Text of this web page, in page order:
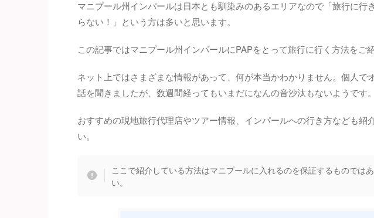
マニプール州インパールは日本とも馴染みのあるエリアなので「旅行に行
らない！」という方は多いと思います。
この記事ではマニプール州インパールにPAPをとって旅行に行く方法をご紹
ネット上ではさまざまな情報があって、何が本当かわかりません。個人で
話を聞きましたが、数週間経ってもいまだになんの音沙汰もないようです。
おすすめの現地旅行代理店やツアー情報、インパールへの行き方なども紹
い。
ここで紹介している方法はマニプールに入れるのを保証するものでは
い。